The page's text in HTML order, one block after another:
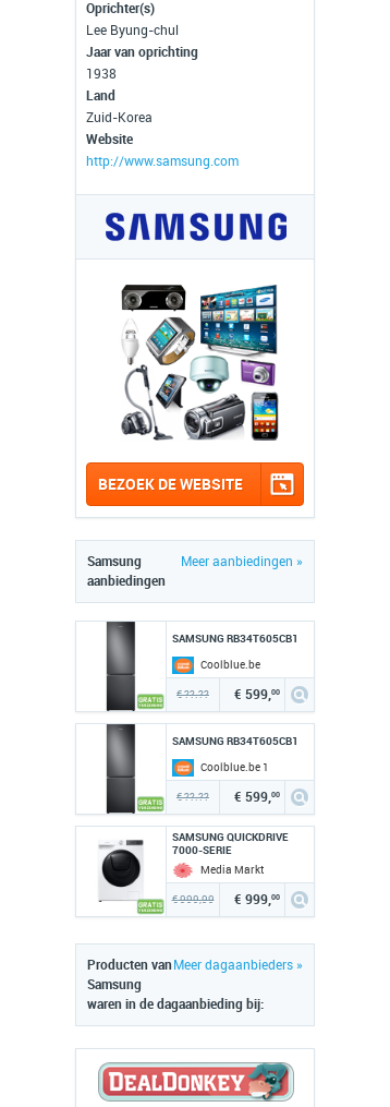
Oprichter(s)
Lee Byung-chul
Jaar van oprichting
1938
Land
Zuid-Korea
Website
http://www.samsung.com
BEZOEK DE WEBSITE
Meer aanbiedingen »
Samsung
aanbiedingen
SAMSUNG RB34T605CB1
Coolblue.be
€ ??.?? € 599,00
SAMSUNG RB34T605CB1
Coolblue.be 1
€ ??.?? € 599,00
SAMSUNG QUICKDRIVE
7000-SERIE
WD10T754ABT
Media Markt
€ 999,99 € 999,00
Meer dagaanbieders »
Producten van
Samsung
waren in de dagaanbieding bij: